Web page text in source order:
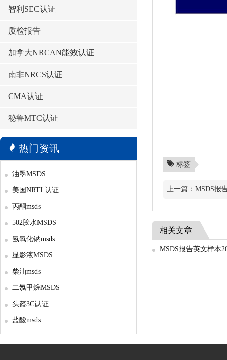
智利SEC认证
质检报告
加拿大NRCAN能效认证
南非NRCS认证
CMA认证
秘鲁MTC认证
热门资讯
油墨MSDS
美国NRTL认证
丙酮msds
502胶水MSDS
氢氧化钠msds
显影液MSDS
柴油msds
二氯甲烷MSDS
头盔3C认证
盐酸msds
标签
上一篇： MSDS报
相关文章
MSDS报告英文样本